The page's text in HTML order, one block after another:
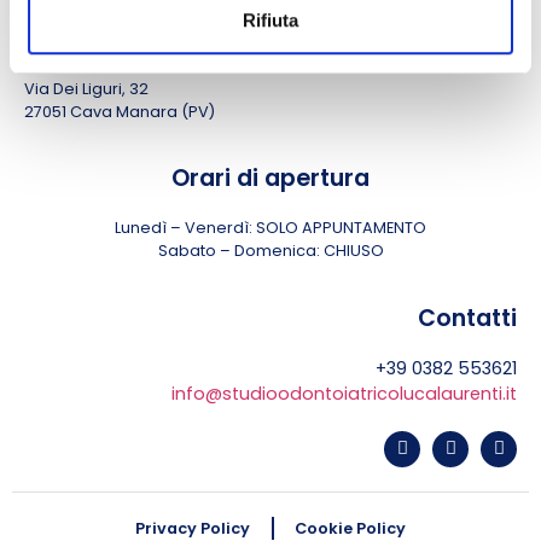
Rifiuta
Via Dei Liguri, 32
27051 Cava Manara (PV)
Orari di apertura
Lunedì – Venerdì: SOLO APPUNTAMENTO
Sabato – Domenica: CHIUSO
Contatti
+39 0382 553621
info@studioodontoiatricolucalaurenti.it
Privacy Policy Cookie Policy